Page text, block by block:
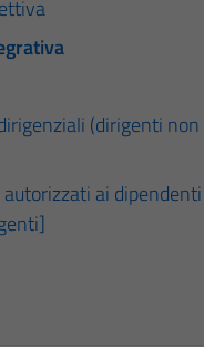
(dirigenti non
ai dipendenti